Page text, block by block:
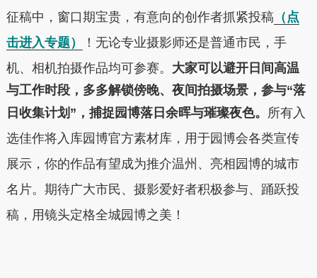
征稿中，窗口期宝贵，有意向的创作者抓紧投稿 （点
击进入专题）
！无论专业摄影师还是普通市民，手
机、相机拍摄作品均可参赛。 大家可以避开日间高温
与工作时段，多多解锁傍晚、夜间拍摄场景，参与“落
日收集计划”，捕捉园博落日余晖与璀璨夜色。 所有入
选佳作将入库园博官方素材库，用于园博会各类宣传
展示，你的作品有望成为推介温州、亮相园博的城市
名片。期待广大市民、摄影爱好者积极参与、踊跃投
稿，用镜头定格全城园博之美！